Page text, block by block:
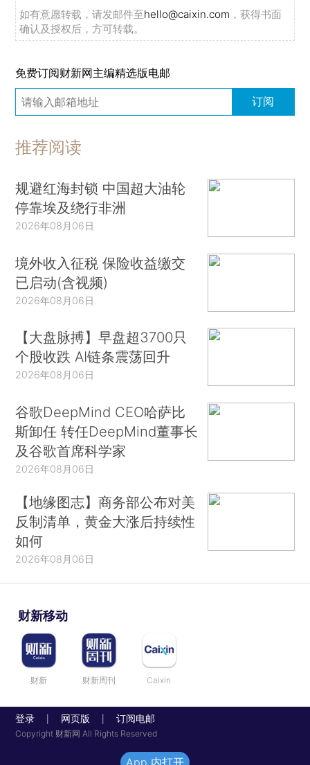
如有意愿转载，请发邮件至hello@caixin.com ，获得书面
确认及授权后，方可转载。
免费订阅财新网主编精选版电邮
订阅
推荐阅读
规避红海封锁 中国超大油轮
停靠埃及绕行非洲
2026年08月06日
境外收入征税 保险收益缴交
已启动(含视频)
2026年08月06日
【大盘脉搏】早盘超3700只
个股收跌 AI链条震荡回升
2026年08月06日
谷歌DeepMind CEO哈萨比
斯卸任 转任DeepMind董事长
及谷歌首席科学家
2026年08月06日
【地缘图志】商务部公布对美
反制清单，黄金大涨后持续性
如何
2026年08月06日
财新移动
财新 财新周刊 Caixin
登录 网页版 订阅电邮
Copyright 财新网 All Rights Reserved
App 内打开